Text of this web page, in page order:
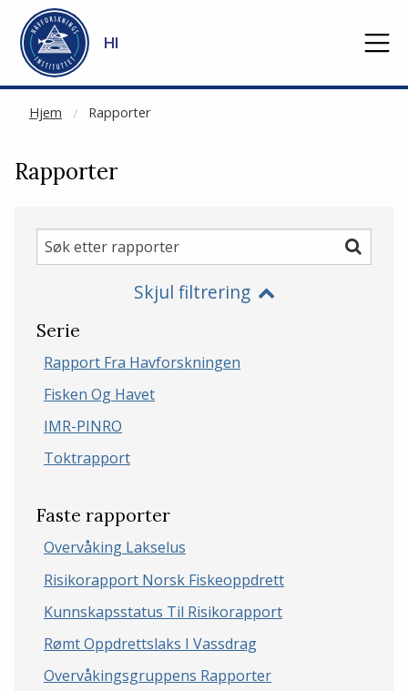
Gå til hovedinnhold
HI
Hjem Rapporter
NOT CACHED
Rapporter
Søk
etter
Søk
Skjul filtrering
Serie
Rapport Fra Havforskningen
Fisken Og Havet
IMR-PINRO
Toktrapport
Faste rapporter
Overvåking Lakselus
Risikorapport Norsk Fiskeoppdrett
Kunnskapsstatus Til Risikorapport
Rømt Oppdrettslaks I Vassdrag
Overvåkingsgruppens Rapporter